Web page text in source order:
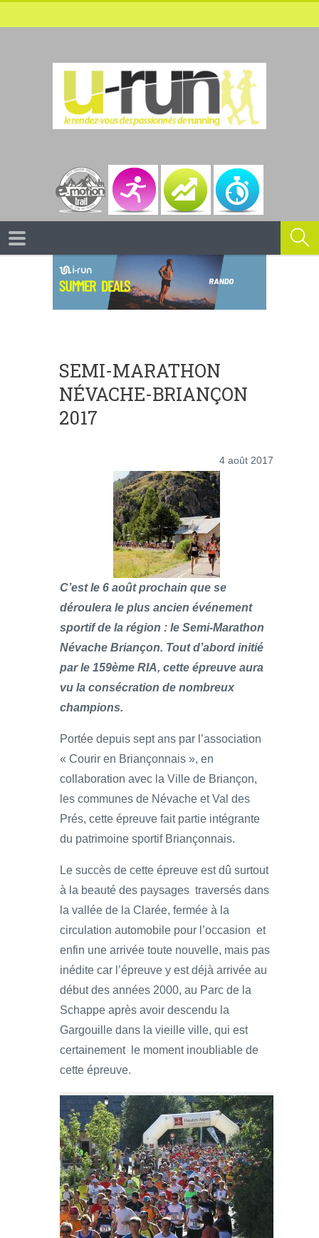
SEMI-MARATHON
NÉVACHE-BRIANÇON
2017
4 août 2017
C’est le 6 août prochain que se
déroulera le plus ancien événement
sportif de la région : le Semi-Marathon
Névache Briançon. Tout d’abord initié
par le 159ème RIA, cette épreuve aura
vu la consécration de nombreux
champions.
Portée depuis sept ans par l’association
« Courir en Briançonnais », en
collaboration avec la Ville de Briançon,
les communes de Névache et Val des
Prés, cette épreuve fait partie intégrante
du patrimoine sportif Briançonnais.
Le succès de cette épreuve est dû surtout
à la beauté des paysages traversés dans
la vallée de la Clarée, fermée à la
circulation automobile pour l’occasion et
enfin une arrivée toute nouvelle, mais pas
inédite car l’épreuve y est déjà arrivée au
début des années 2000, au Parc de la
Schappe après avoir descendu la
Gargouille dans la vieille ville, qui est
certainement le moment inoubliable de
cette épreuve.